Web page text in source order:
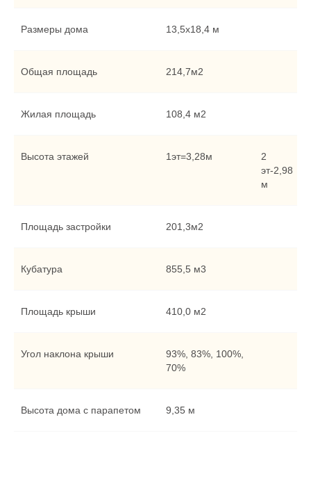
Размеры дома 13,5х18,4 м
Общая площадь 214,7м2
Жилая площадь 108,4 м2
Высота этажей 1эт=3,28м
2
эт-2,98
м
Площадь застройки 201,3м2
Кубатура 855,5 м3
Площадь крыши 410,0 м2
Угол наклона крыши
93%, 83%, 100%,
70%
Высота дома с парапетом 9,35 м